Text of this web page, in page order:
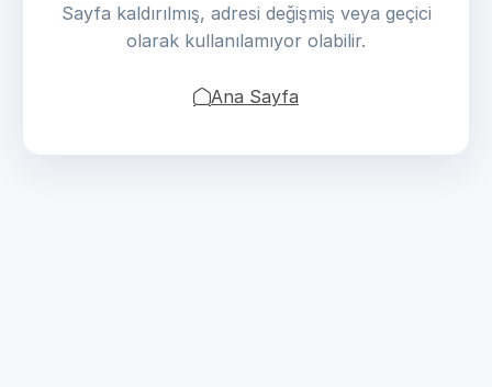
Sayfa kaldırılmış, adresi değişmiş veya geçici
olarak kullanılamıyor olabilir.
Ana Sayfa